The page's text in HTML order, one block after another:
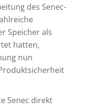
des Senec-
Speicher als
hatten,
nun
Senec direkt